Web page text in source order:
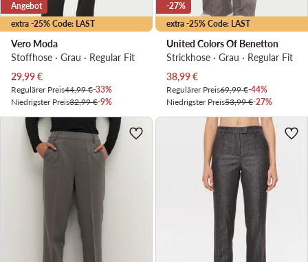
extra -25% Code: LAST
Angebot
Vero Moda
Stoffhose · Grau · Regular Fit
Aktueller Preis
29,99€
Regulärer Preis44,99 €-33%
Niedrigster Preis32,99 €-9%
extra -25% Code: LAST
-27%
United Colors Of Benetton
Strickhose · Grau · Regular Fit
Aktueller Preis
38,99€
Regulärer Preis69,99 €-44%
Niedrigster Preis53,99 €-27%